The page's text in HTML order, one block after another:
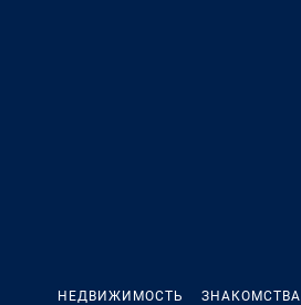
НЕДВИЖИМОСТЬ ЗНАКОМСТВА